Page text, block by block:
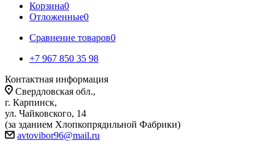
Корзина0
Отложенные0
Сравнение товаров0
+7 967 850 35 98
Контактная информация
Свердловская обл.,
г. Карпинск,
ул. Чайковского, 14
(за зданием Хлопкопрядильной Фабрики)
avtovibor96@mail.ru